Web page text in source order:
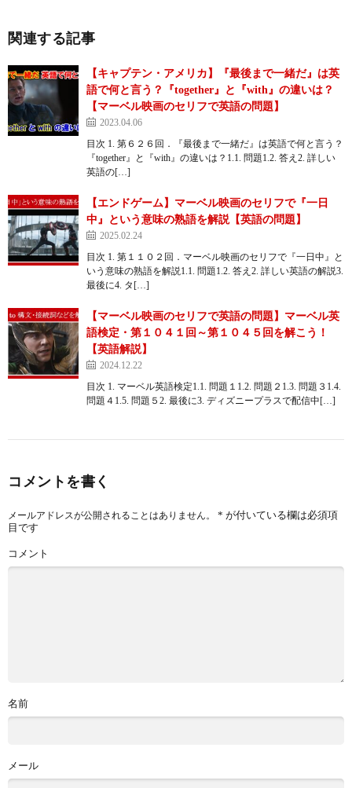
関連する記事
【キャプテン・アメリカ】『最後まで一緒だ』は英
語で何と言う？『together』と『with』の違いは？
【マーベル映画のセリフで英語の問題】
2023.04.06
目次 1. 第６２６回．『最後まで一緒だ』は英語で何と言う？
『together』と『with』の違いは？1.1. 問題1.2. 答え2. 詳しい
英語の[…]
【エンドゲーム】マーベル映画のセリフで『一日
中』という意味の熟語を解説【英語の問題】
2025.02.24
目次 1. 第１１０２回．マーベル映画のセリフで『一日中』と
いう意味の熟語を解説1.1. 問題1.2. 答え2. 詳しい英語の解説3.
最後に4. タ[…]
【マーベル映画のセリフで英語の問題】マーベル英
語検定・第１０４１回～第１０４５回を解こう！
【英語解説】
2024.12.22
目次 1. マーベル英語検定1.1. 問題１1.2. 問題２1.3. 問題３1.4.
問題４1.5. 問題５2. 最後に3. ディズニープラスで配信中[…]
コメントを書く
メールアドレスが公開されることはありません。 * が付いている欄は必須項
目です
コメント
名前
メール